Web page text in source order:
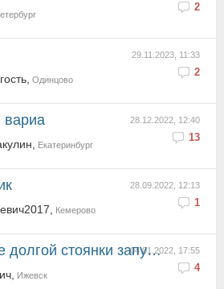
2
29.11.2023, 11:33
2
Одинцово
28.12.2022, 12:40
13
вариа
Екатеринбург
28.09.2022, 12:13
1
Кемерово
04.01.2022, 17:55
4
запускается с третьего раза
Ижевск